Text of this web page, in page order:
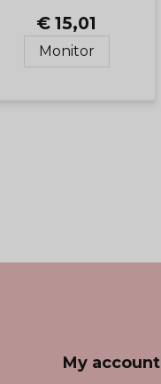
€ 15,01
Monitor
My account